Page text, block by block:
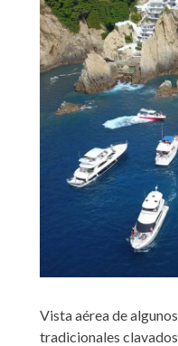
Vista aérea de
tradicionales